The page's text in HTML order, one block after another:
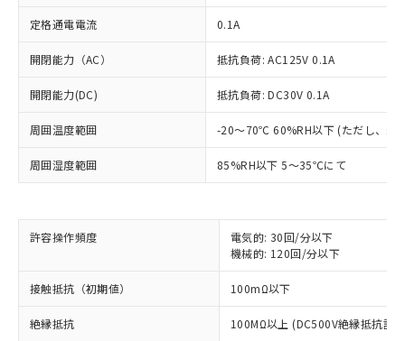
定格通電電流 0.1A
開閉能力（AC） 抵抗負荷: AC125V 0.1A
開閉能力(DC) 抵抗負荷: DC30V 0.1A
周囲温度範囲 -20～70℃ 60%RH以下 (ただし、氷
周囲湿度範囲 85%RH以下 5～35℃にて
許容操作頻度
電気的: 30回/分以下
機械的: 120回/分以下
接触抵抗（初期値） 100mΩ以下
絶縁抵抗 100MΩ以上 (DC500V絶縁抵抗計
※1 対応状況
対応済み：EU RoHS指令（10物質）の
非含有に対応した製品が提供可能な商品で
対応予定：EU RoHS指令（10物質）の非含